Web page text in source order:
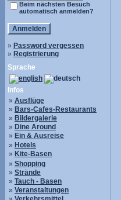
Beim nächsten Besuch
automatisch anmelden?
» Password vergessen
» Registrierung
Sprache
Infos
» Ausflüge
» Bars-Cafes-Restaurants
» Bildergalerie
» Dine Around
» Ein & Ausreise
» Hotels
» Kite-Basen
» Shopping
» Strände
» Tauch - Basen
» Veranstaltungen